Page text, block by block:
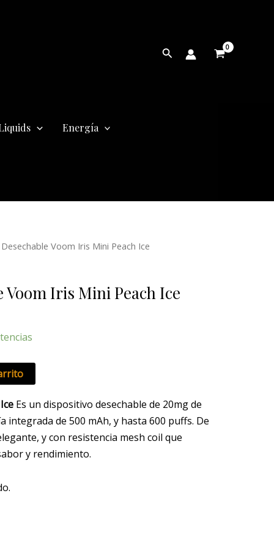
Buscar
Energía
Voom Iris Mini Peach Ice
Voom Iris Mini Peach Ice
Es un dispositivo desechable de 20mg de
integrada de 500 mAh, y hasta 600 puffs. De
y con resistencia mesh coil que
y rendimiento.